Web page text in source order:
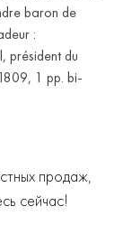
baron de
:
président du
1 pp. bi-
продаж,
сейчас!